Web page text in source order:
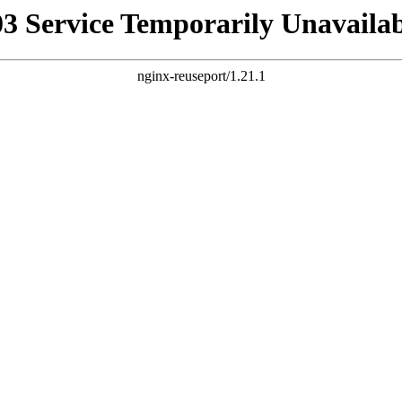
Service Temporarily
nginx-reuseport/1.21.1